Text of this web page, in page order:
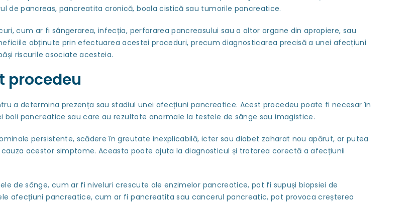
de pancreas, pancreatita cronică, boala cistică sau tumorile pancreatice.
cum ar fi sângerarea, infecția, perforarea pancreasului sau a altor organe din apropiere, sau
obținute prin efectuarea acestei proceduri, precum diagnosticarea precisă a unei afecțiuni
riscurile asociate acesteia.
procedeu
a determina prezența sau stadiul unei afecțiuni pancreatice. Acest procedeu poate fi necesar în
pancreatice sau care au rezultate anormale la testele de sânge sau imagistice.
persistente, scădere în greutate inexplicabilă, icter sau diabet zaharat nou apărut, ar putea
acestor simptome. Aceasta poate ajuta la diagnosticul și tratarea corectă a afecțiunii
de sânge, cum ar fi niveluri crescute ale enzimelor pancreatice, pot fi supuși biopsiei de
afecțiuni pancreatice, cum ar fi pancreatita sau cancerul pancreatic, pot provoca creșterea